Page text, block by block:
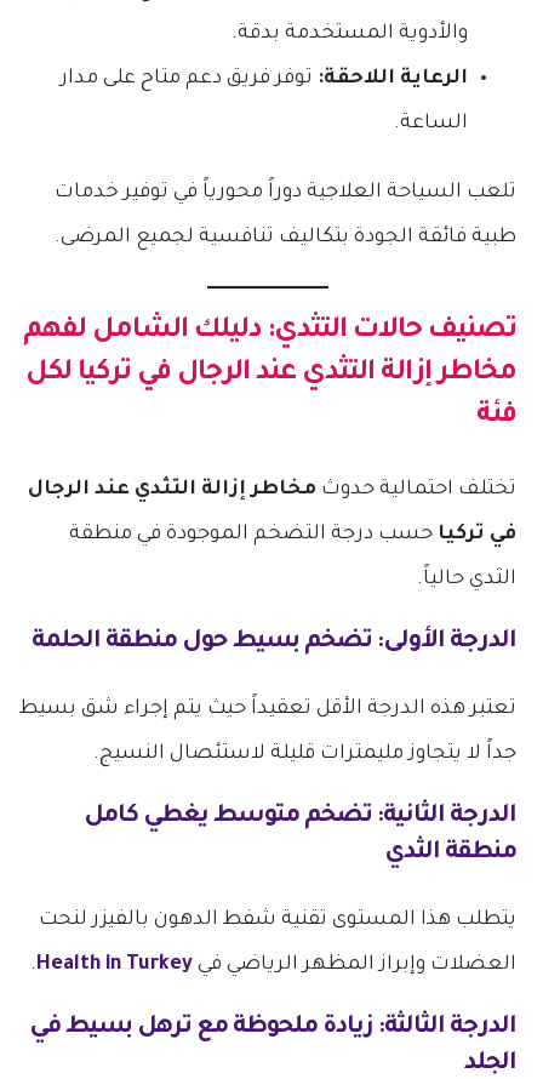
والأدوية المستخدمة بدقة.
الرعاية اللاحقة: توفر فريق دعم متاح على مدار
الساعة.
تلعب السياحة العلاجية دوراً محورياً في توفير خدمات
طبية فائقة الجودة بتكاليف تنافسية لجميع المرضى.
تصنيف حالات التثدي: دليلك الشامل لفهم
مخاطر إزالة التثدي عند الرجال في تركيا لكل
فئة
تختلف احتمالية حدوث مخاطر إزالة التثدي عند الرجال
في تركيا حسب درجة التضخم الموجودة في منطقة
الثدي حالياً.
الدرجة الأولى: تضخم بسيط حول منطقة الحلمة
تعتبر هذه الدرجة الأقل تعقيداً حيث يتم إجراء شق بسيط
جداً لا يتجاوز مليمترات قليلة لاستئصال النسيج.
الدرجة الثانية: تضخم متوسط يغطي كامل
منطقة الثدي
يتطلب هذا المستوى تقنية شفط الدهون بالفيزر لنحت
العضلات وإبراز المظهر الرياضي فيHealth in Turkey
.
الدرجة الثالثة: زيادة ملحوظة مع ترهل بسيط في
الجلد